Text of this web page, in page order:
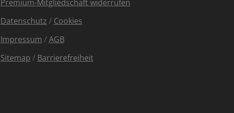
Premium-Mitgliedschaft widerrufen
Datenschutz / Cookies
Impressum /AGB
Sitemap / Barrierefreiheit